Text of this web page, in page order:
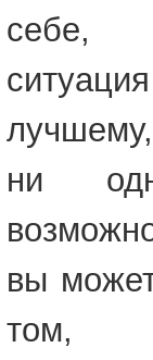
себе,
ни
вы
том,